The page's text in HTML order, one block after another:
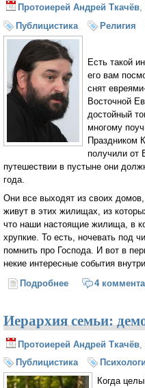
Протоиерей Андрей Ткачёв,
Публицистика
Религия
Есть такой
его вам
снят
Восточной
достойный
многому
Праздником
получили от
путешествии в пустыне они
года.
Они все выходят из своих
живут в этих жилищах, из
что наши настоящие жилища, в
хрупкие. То есть, ночевать под
помнить про Господа. И вот в
некие интересные события
Подробнее о Типология
4
Иерархия семьи:
Протоиерей Андрей Ткачёв
Публицистика
Когда